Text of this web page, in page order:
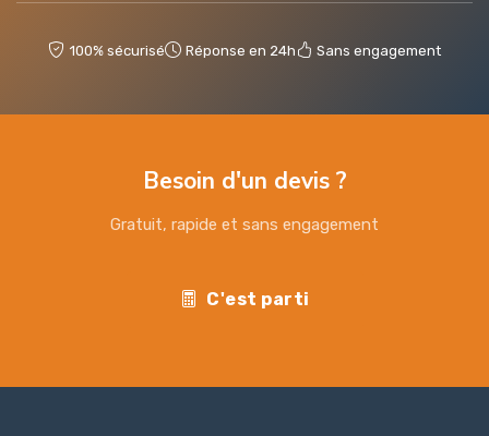
100% sécurisé Réponse en 24h Sans engagement
Besoin d'un devis ?
Gratuit, rapide et sans engagement
C'est parti